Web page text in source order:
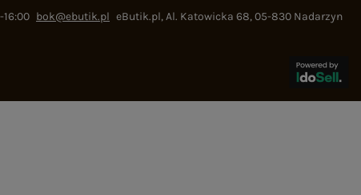
16:00 bok@ebutik.pl eButik.pl,Al. Katowicka 68,05-830 Nadarzyn